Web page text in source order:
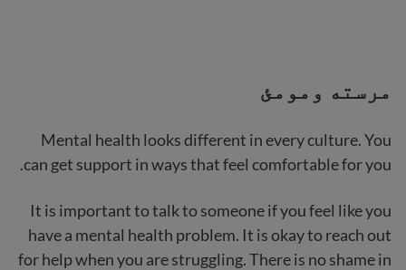
مرسته ومومئ
Mental health looks different in every culture. You
can get support in ways that feel comfortable for you.
It is important to talk to someone if you feel like you
have a mental health problem. It is okay to reach out
for help when you are struggling. There is no shame in